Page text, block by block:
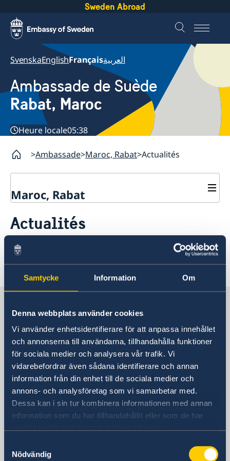
Samtycke Information Om
Denna webbplats använder cookies
Vi använder enhetsidentifierare för att anpassa innehållet
och annonserna till användarna, tillhandahålla funktioner
för sociala medier och analysera vår trafik. Vi
vidarebefordrar även sådana identifierare och annan
information från din enhet till de sociala medier och
annons- och analysföretag som vi samarbetar med.
Dessa kan i sin tur kombinera informationen med annan
information som du har tillhandahållit eller som de har
Nödvändig
Sweden Abroad
SvenskaEnglishFrançaisالعربية
Ambassade de Suède
Rabat, Maroc
Heure locale05:38
Ambassade Maroc, Rabat Actualités
Maroc, Rabat
Prise de rendez-vous pour les questions de
Migration
A propos de nous
Consuls de Suède
Politique de confidentialité des missions
diplomatiques
Actualités
Actualités
Vous trouverez ci-dessous toutes les
nouvelles concernant l'Ambassade.
L'ambassade de Suède
Visiting address
159, Avenue Mohamed VI Rabat – Souissi
Postal address
Ambassade de Suède P.O. Box 428 10001
Rabat Maroc
suédois (lundi à jeudi 9h00 - 10h30)